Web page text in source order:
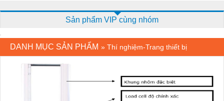
Sản phẩm VIP cùng nhóm
DANH MỤC SẢN PHẨM » Thí nghiệm-Trang thiết bị